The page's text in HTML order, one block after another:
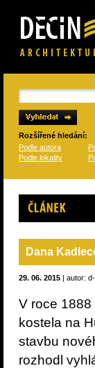
Rozšířené hledání:
Podle autora
Podle lokality
Článek
Dana
29. 06. 2015 | autor:
V roce
kostela na
stavbu
rozhodl